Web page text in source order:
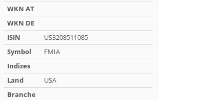
WKN AT
WKN DE
ISIN
US3208511085
Symbol
FMIA
Indizes
Land
USA
Branche